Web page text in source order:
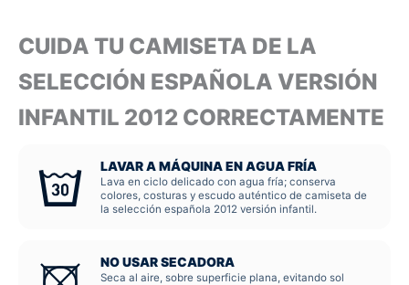
CUIDA TU CAMISETA DE LA
SELECCIÓN ESPAÑOLA VERSIÓN
INFANTIL 2012 CORRECTAMENTE
LAVAR A MÁQUINA EN AGUA FRÍA
Lava en ciclo delicado con agua fría; conserva
colores, costuras y escudo auténtico de camiseta de
la selección española 2012 versión infantil.
NO USAR SECADORA
Seca al aire, sobre superficie plana, evitando sol